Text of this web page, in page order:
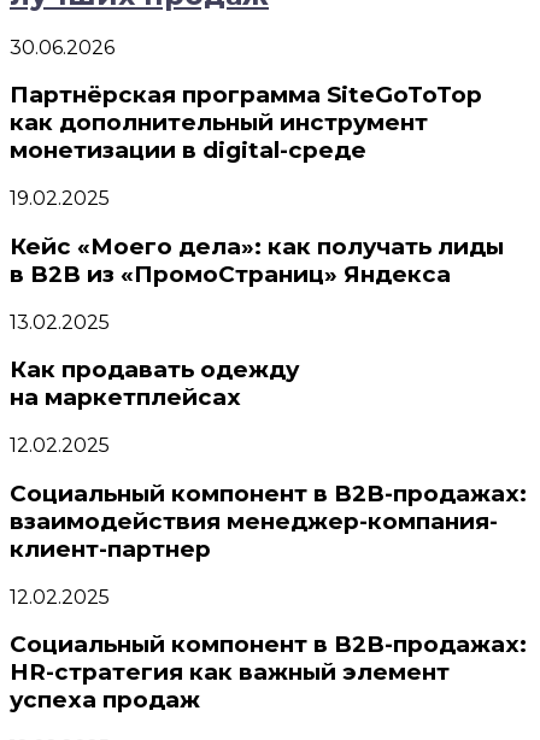
30.06.2026
Партнёрская программа SiteGoToTop
как дополнительный инструмент
монетизации в digital-среде
19.02.2025
Кейс «Моего дела»: как получать лиды
в B2B из «ПромоСтраниц» Яндекса
13.02.2025
Как продавать одежду
на маркетплейсах
12.02.2025
Социальный компонент в B2B-продажах:
взаимодействия менеджер-компания-
клиент-партнер
12.02.2025
Социальный компонент в B2B-продажах:
HR-стратегия как важный элемент
успеха продаж